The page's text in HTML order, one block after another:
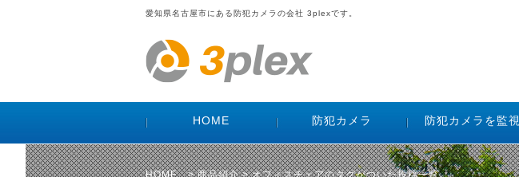
愛知県名古屋市にある防犯カメラの会社 3plexです。
HOME 防犯カメラ 防犯カメラを監視
HOME>商品紹介> オフィスチェアのタグがついた投稿一覧